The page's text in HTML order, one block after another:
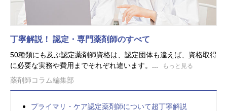
丁寧解説！ 認定・専門薬剤師のすべて
50種類にも及ぶ認定薬剤師資格は、認定団体も違えば、資格取得
に必要な実務や費用までそれぞれ違います。...
もっと見る
薬剤師コラム編集部
プライマリ・ケア認定薬剤師について超丁寧解説